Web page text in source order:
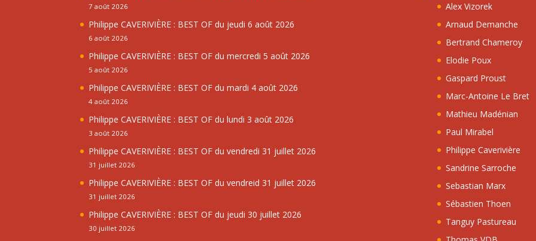
7 août 2026
Philippe CAVERIVIÈRE : BEST OF du jeudi 6 août 2026
6 août 2026
Philippe CAVERIVIÈRE : BEST OF du mercredi 5 août 2026
5 août 2026
Philippe CAVERIVIÈRE : BEST OF du mardi 4 août 2026
4 août 2026
Philippe CAVERIVIÈRE : BEST OF du lundi 3 août 2026
3 août 2026
Philippe CAVERIVIÈRE : BEST OF du vendredi 31 juillet 2026
31 juillet 2026
Philippe CAVERIVIÈRE : BEST OF du vendreid 31 juillet 2026
31 juillet 2026
Philippe CAVERIVIÈRE : BEST OF du jeudi 30 juillet 2026
30 juillet 2026
Alex Vizorek
Arnaud Demanche
Bertrand Chameroy
Elodie Poux
Gaspard Proust
Marc-Antoine Le Bret
Mathieu Madénian
Paul Mirabel
Philippe Caverivière
Sandrine Sarroche
Sebastian Marx
Sébastien Thoen
Tanguy Pastureau